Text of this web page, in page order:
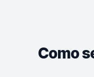
Como